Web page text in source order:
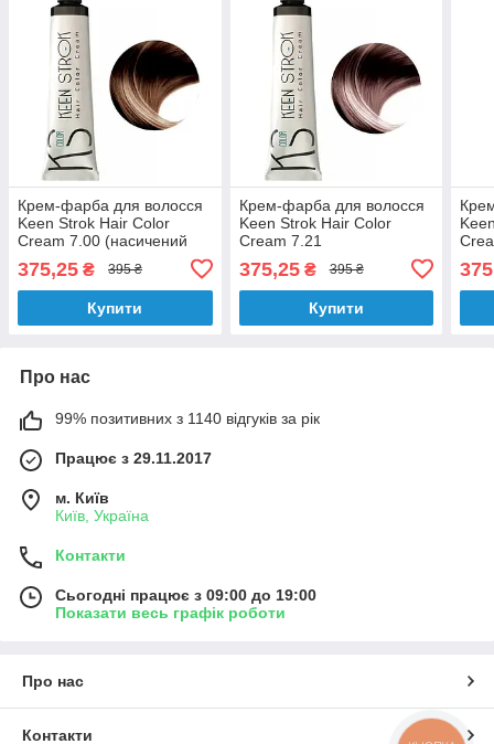
Крем-фарба для волосся
Keen Strok Hair Color
Cream 7.00 (насичений
375,25 ₴ 395 ₴
Купити
Крем-фарба для волосся
Keen Strok Hair Color
Cream 7.21
попелястий блондин 100
мл
375,25₴ 395 ₴
Купити
мл
Про нас
99% позитивних з 1140 відгуків за рік
Працює з 29.11.2017
м. Київ
Київ, Україна
Контакти
Сьогодні працює з 09:00 до 19:00
Показати весь графік роботи
Про нас
Контакти